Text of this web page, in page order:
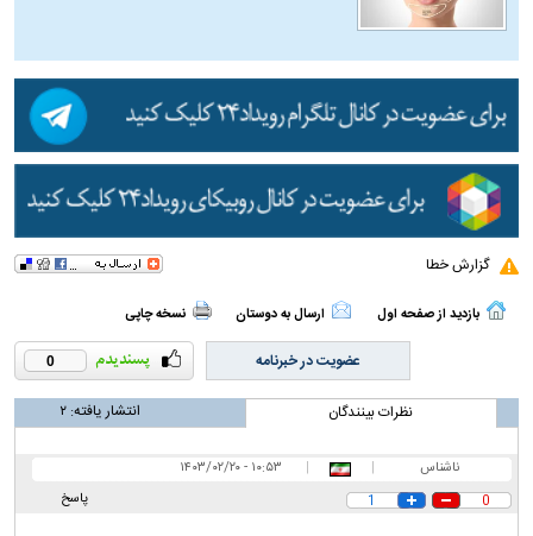
گزارش خطا
بازدید از صفحه اول ارسال به دوستان نسخه چاپی
0 عضویت در خبرنامه
نظرات بینندگان انتشار یافته:۲
ناشناس |
|
۱۰:۵۳ - ۱۴۰۳/۰۲/۲۰
پاسخ
0
1